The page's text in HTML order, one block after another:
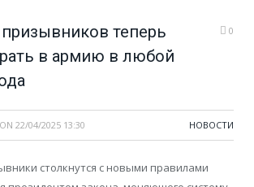
теперь
в армию в любой
0
ON 22/04/2025 13:30 НОВОСТИ
столкнутся с новыми правилами